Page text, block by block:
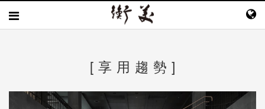
[ 享 用 趨 勢 ]